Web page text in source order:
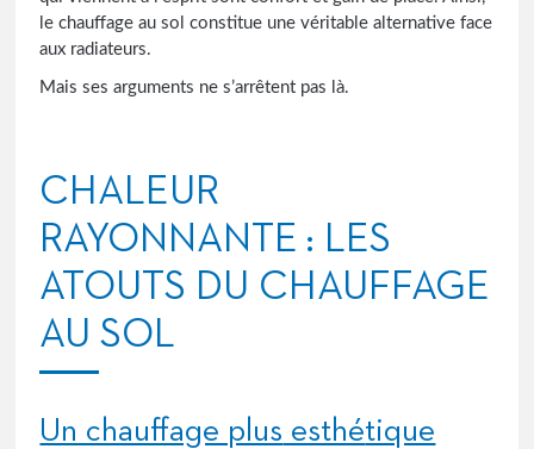
le chauffage au sol constitue une véritable alternative face
aux radiateurs.
Mais ses arguments ne s’arrêtent pas là.
CHALEUR
RAYONNANTE : LES
ATOUTS DU CHAUFFAGE
AU SOL
Un chauffage plus esthétique